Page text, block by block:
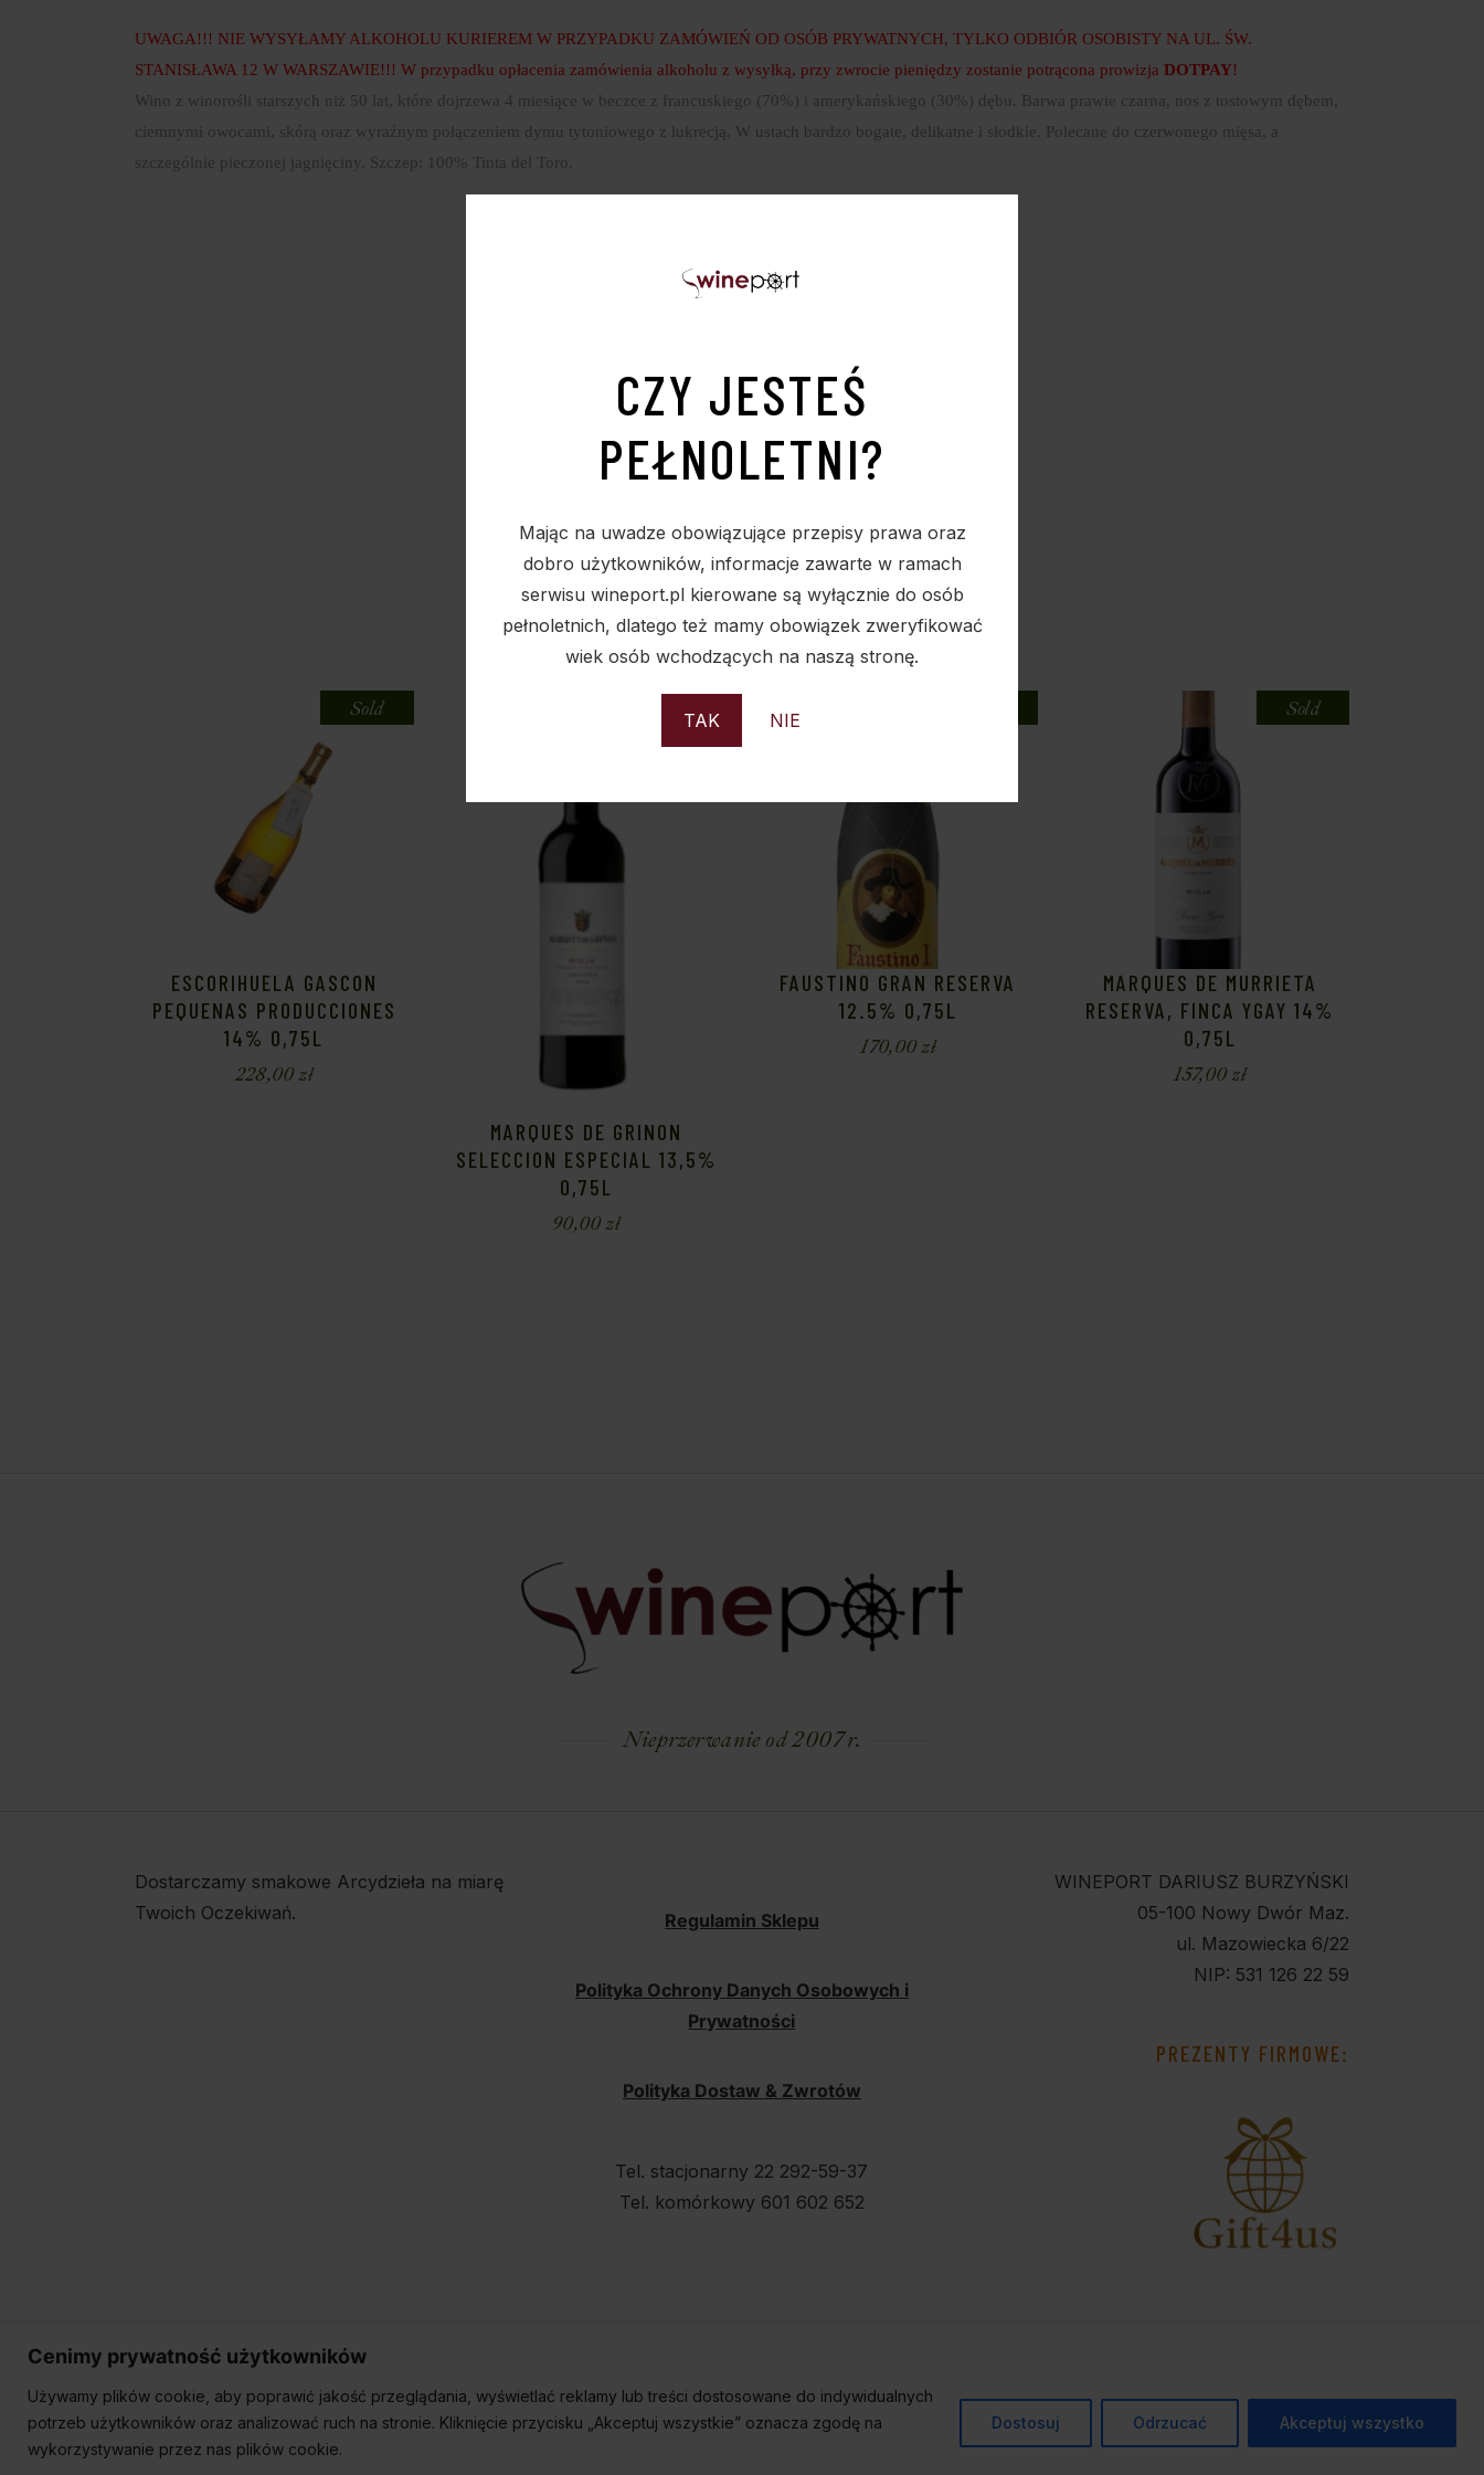
Cenimy prywatność użytkowników
Używamy plików cookie, aby poprawić jakość przeglądania, wyświetlać reklamy lub treści dostosowane do indywidualnych
potrzeb użytkowników oraz analizować ruch na stronie. Kliknięcie przycisku „Akceptuj wszystkie” oznacza zgodę na
wykorzystywanie przez nas plików cookie.
Dostosuj Odrzucać Akceptuj wszystko
CZY JESTEŚ
PEŁNOLETNI?
Mając na uwadze obowiązujące przepisy prawa oraz
dobro użytkowników, informacje zawarte w ramach
serwisu wineport.pl kierowane są wyłącznie do osób
pełnoletnich, dlatego też mamy obowiązek zweryfikować
wiek osób wchodzących na naszą stronę.
TAK NIE
UWAGA!!! NIE WYSYŁAMY ALKOHOLU KURIEREM W PRZYPADKU ZAMÓWIEŃ OD OSÓB PRYWATNYCH, TYLKO ODBIÓR OSOBISTY NA UL. ŚW.
STANISŁAWA 12 W WARSZAWIE!!! W przypadku opłacenia zamówienia alkoholu z wysyłką, przy zwrocie pieniędzy zostanie potrącona prowizja DOTPAY!
Wino z winorośli starszych niż 50 lat, które dojrzewa 4 miesiące w beczce z francuskiego (70%) i amerykańskiego (30%) dębu. Barwa prawie czarna, nos z tostowym dębem,
ciemnymi owocami, skórą oraz wyraźnym połączeniem dymu tytoniowego z lukrecją. W ustach bardzo bogate, delikatne i słodkie. Polecane do czerwonego mięsa, a
szczególnie pieczonej jagnięciny. Szczep: 100% Tinta del Toro.
PODOBNE PRODUKTY
Sold
ESCORIHUELA GASCON
PEQUENAS PRODUCCIONES
14% 0,75L
228,00zł
Sold
MARQUES DE GRINON
SELECCION ESPECIAL 13,5%
0,75L
90,00zł
FAUSTINO GRAN RESERVA
12.5% 0,75L
170,00zł
Sold
MARQUES DE MURRIETA
RESERVA, FINCA YGAY 14%
0,75L
157,00zł
Nieprzerwanie od 2007 r.
Dostarczamy smakowe Arcydzieła na miarę
Twoich Oczekiwań.
Regulamin Sklepu
Polityka Ochrony Danych Osobowych i
Prywatności
Polityka Dostaw & Zwrotów
Tel. stacjonarny 22 292-59-37
Tel. komórkowy 601 602 652
WINEPORT DARIUSZ BURZYŃSKI
05-100 Nowy Dwór Maz.
ul. Mazowiecka 6/22
NIP: 531 126 22 59
PREZENTY FIRMOWE: